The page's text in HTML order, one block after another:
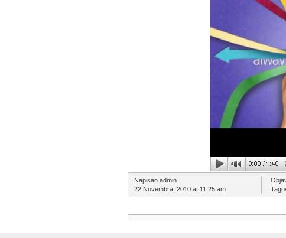
Napisao admin
22 Novembra, 2010 at 11:25 am